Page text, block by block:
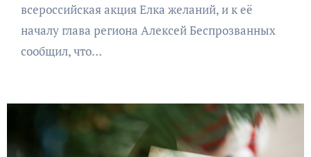
всероссийская акция Елка желаний, и к её
началу глава региона Алексей Беспрозванных
сообщил, что…